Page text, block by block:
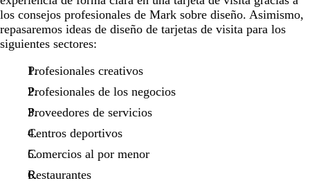
los consejos profesionales de Mark sobre diseño. Asimismo,
repasaremos ideas de diseño de tarjetas de visita para los
siguientes sectores:
Profesionales creativos
Profesionales de los negocios
Proveedores de servicios
Centros deportivos
Comercios al por menor
Restaurantes